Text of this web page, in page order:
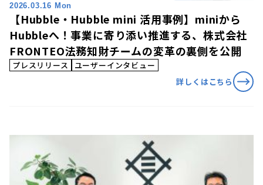
2026.03.16 Mon
【Hubble・Hubble mini 活用事例】miniから
Hubbleへ！事業に寄り添い推進する、株式会社
FRONTEO法務知財チームの変革の裏側を公開
プレスリリース
ユーザーインタビュー
詳しくはこちら